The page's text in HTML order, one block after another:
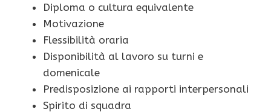
Diploma o cultura equivalente
Motivazione
Flessibilità oraria
Disponibilità al lavoro su turni e
domenicale
Predisposizione ai rapporti interpersonali
Spirito di squadra